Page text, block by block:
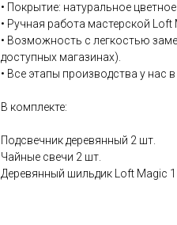
• Покрытие: натуральное
• Ручная работа мастерской Loft
• Возможность с легкостью
доступных магазинах).
• Все этапы производства у нас
В комплекте:
Подсвечник деревянный 2 шт.
Чайные свечи 2 шт.
Деревянный шильдик Loft Magic